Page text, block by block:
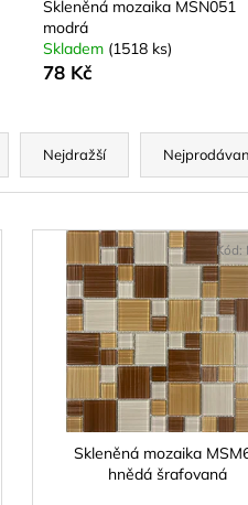
Skleněná mozaika MSN051
modrá
Skladem (1518 ks)
78 Kč
Nejdražší
Skleněná mozaika
hnědá šrafovaná
Kód:
CM
DLAŽBA -
DŘEVA
459 Kč